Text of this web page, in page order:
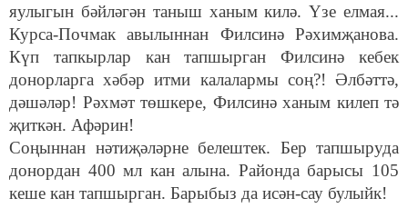
яулыгын бәйләгән таныш ханым килә. Үзе елмая...
Курса-Почмак авылыннан Филсинә Рәхимҗанова.
Күп тапкырлар кан тапшырган Филсинә кебек
донорларга хәбәр итми калалармы соң?! Әлбәттә,
дәшәләр! Рәхмәт төшкере, Филсинә ханым килеп тә
җиткән. Афәрин!
Соңыннан нәтиҗәләрне белештек. Бер тапшыруда
донордан 400 мл кан алына. Районда барысы 105
кеше кан тапшырган. Барыбыз да исән-сау булыйк!